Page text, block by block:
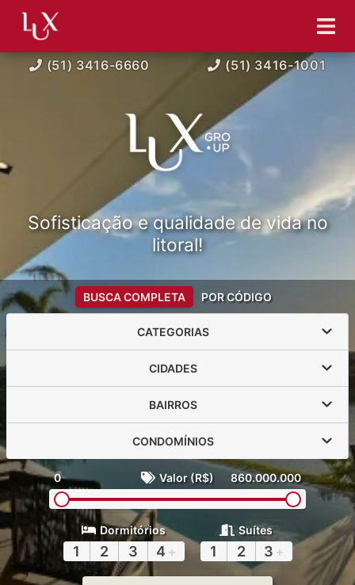
(51) 3416-6660 (51) 3416-1001
Sofisticação e qualidade de vida no
litoral!
BUSCA COMPLETA POR CÓDIGO
CATEGORIAS
CIDADES
BAIRROS
CONDOMÍNIOS
0 Valor (R$) 860.000.000
Dormitórios
1 2 3 4 +
Suítes
1 2 3 +